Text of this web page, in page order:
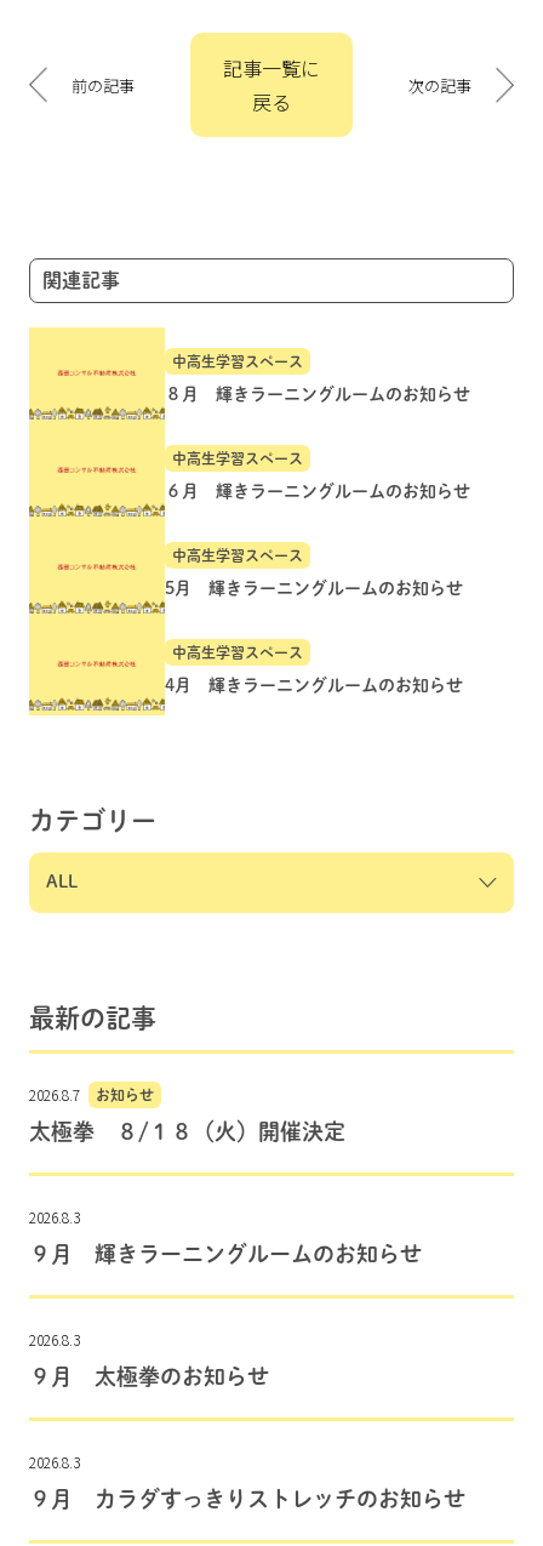
稿
ナ
ョ
ン
前の記事
記事一覧に
戻る
次の記事
関連記事
中高生学習スペース
８月 輝きラーニングルームのお知らせ
中高生学習スペース
６月 輝きラーニングルームのお知らせ
中高生学習スペース
5月 輝きラーニングルームのお知らせ
中高生学習スペース
4月 輝きラーニングルームのお知らせ
カテゴリー
最新の記事
2026.8.7 お知らせ
太極拳 ８/１８（火）開催決定
2026.8.3
９月 輝きラーニングルームのお知らせ
2026.8.3
９月 太極拳のお知らせ
2026.8.3
９月 カラダすっきりストレッチのお知らせ